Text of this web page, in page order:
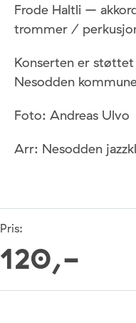
Frode Haltli –
trommer /
Konserten er
Nesodden
Foto: Andreas Ulvo
Arr: Nesodden
Pris:
120,-